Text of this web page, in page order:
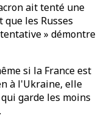
ait tenté une
les Russes
» démontre
si la France est
à l'Ukraine, elle
garde les moins